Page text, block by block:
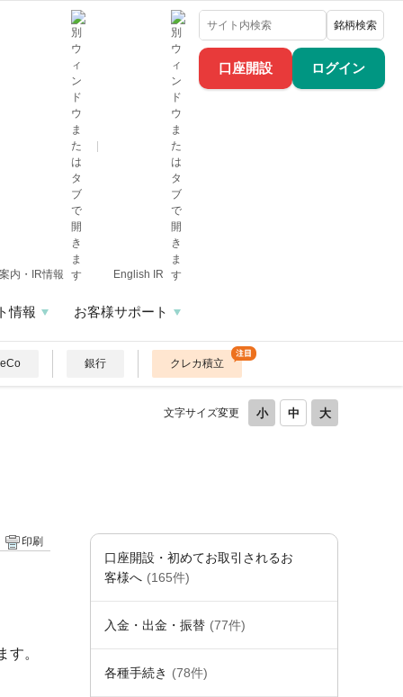
口座開設 ログイン
内・IR情報 English IR
銘柄検索
情報 お客様サポート
銀行 クレカ積立
文字サイズ変更
口座開設・初めてお取引されるお
客様へ (165件)
入金・出金・振替 (77件)
各種手続き (78件)
印刷
。